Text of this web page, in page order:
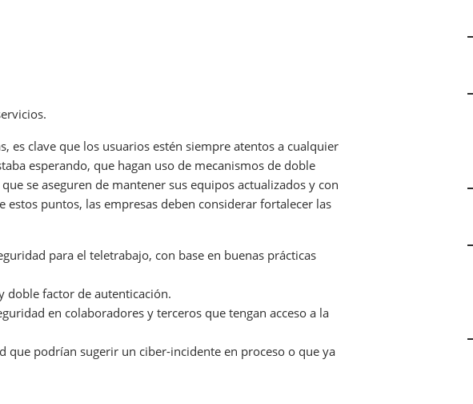
es clave que los usuarios estén siempre atentos a cualquier
esperando, que hagan uso de mecanismos de doble
se aseguren de mantener sus equipos actualizados y con
puntos, las empresas deben considerar fortalecer las
para el teletrabajo, con base en buenas prácticas
doble factor de autenticación.
en colaboradores y terceros que tengan acceso a la
que podrían sugerir un ciber-incidente en proceso o que ya